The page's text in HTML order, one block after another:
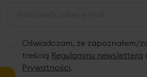
Oświadczam, że zapoznałem/
treścią Regulaminu newslettera
Prywatności.